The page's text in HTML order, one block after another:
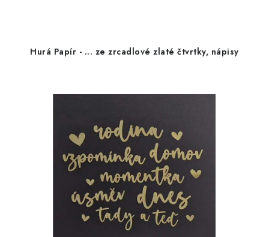
Hurá Papír - ... ze zrcadlové zlaté čtvrtky, nápisy